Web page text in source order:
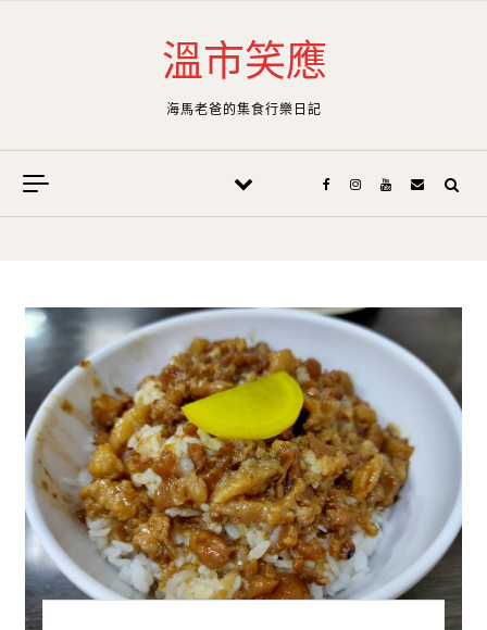
溫市笑應
海馬老爸的集食行樂日記